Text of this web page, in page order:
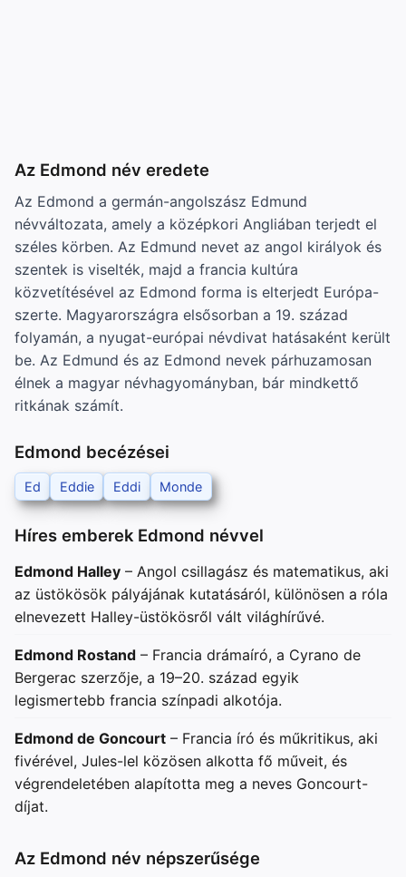
Az Edmond név eredete
Az Edmond a germán-angolszász Edmund
névváltozata, amely a középkori Angliában terjedt el
széles körben. Az Edmund nevet az angol királyok és
szentek is viselték, majd a francia kultúra
közvetítésével az Edmond forma is elterjedt Európa-
szerte. Magyarországra elsősorban a 19. század
folyamán, a nyugat-európai névdivat hatásaként került
be. Az Edmund és az Edmond nevek párhuzamosan
élnek a magyar névhagyományban, bár mindkettő
ritkának számít.
Edmond becézései
Ed Eddie Eddi Monde
Híres emberek Edmond névvel
Edmond Halley – Angol csillagász és matematikus, aki
az üstökösök pályájának kutatásáról, különösen a róla
elnevezett Halley-üstökösről vált világhírűvé.
Edmond Rostand – Francia drámaíró, a Cyrano de
Bergerac szerzője, a 19–20. század egyik
legismertebb francia színpadi alkotója.
Edmond de Goncourt – Francia író és műkritikus, aki
fivérével, Jules-lel közösen alkotta fő műveit, és
végrendeletében alapította meg a neves Goncourt-
díjat.
Az Edmond név népszerűsége